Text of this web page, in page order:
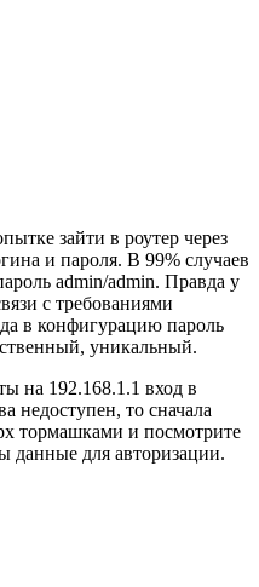
зайти в роутер через
и пароля. В 99% случаев
admin/admin. Правда у
с требованиями
в конфигурацию пароль
уникальный.
на 192.168.1.1 вход в
недоступен, то сначала
тормашками и посмотрите
данные для авторизации.